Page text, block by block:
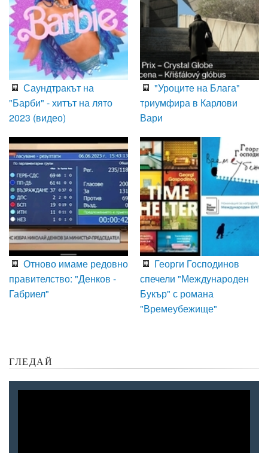
Саундтракът на
"Барби" - хитът на лято
2023 (видео)
"Уроците на Блага"
триумфира в Карлови
Вари
Отново имаме редовно
правителство: "Денков -
Габриел"
Георги Господинов
спечели "Международен
Букър" с романа
"Времеубежище"
ГЛЕДАЙ